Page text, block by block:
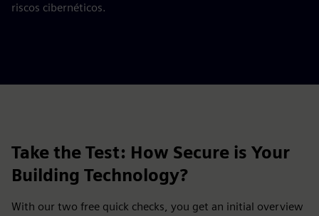
riscos cibernéticos.
Take the Test: How Secure is Your
Building Technology?
With our two free quick checks, you get an initial overview